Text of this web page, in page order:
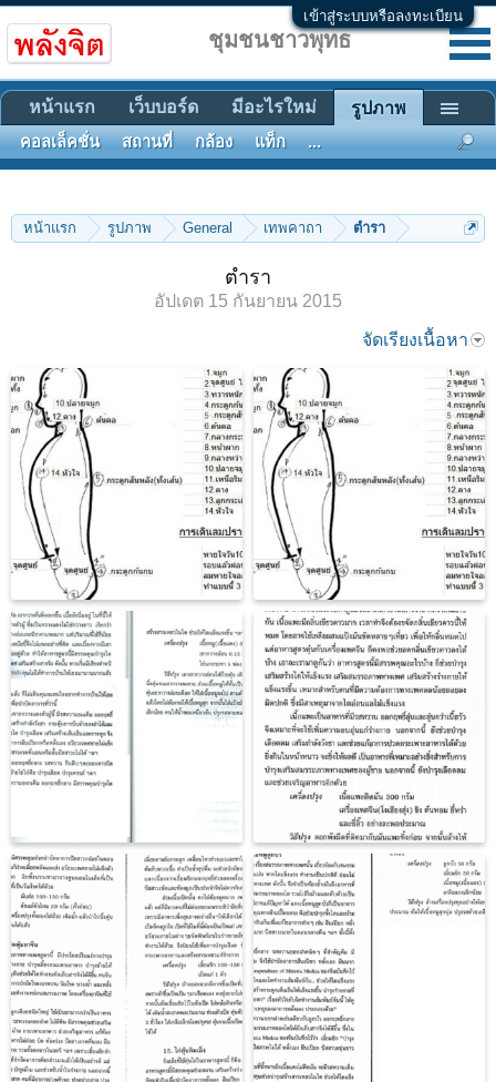
เข้าสู่ระบบหรือลงทะเบียน
หน้าแรก รูปภาพ General เทพคาถา ตำรา
ตำรา
อัปเดต 15 กันยายน 2015
จัดเรียงเนื้อหา
ชุมชนชาวพุทธ
หน้าแรก เว็บบอร์ด มีอะไรใหม่ รูปภาพ
คอลเล็คชั่น สถานที่ กล้อง แท็ก ...